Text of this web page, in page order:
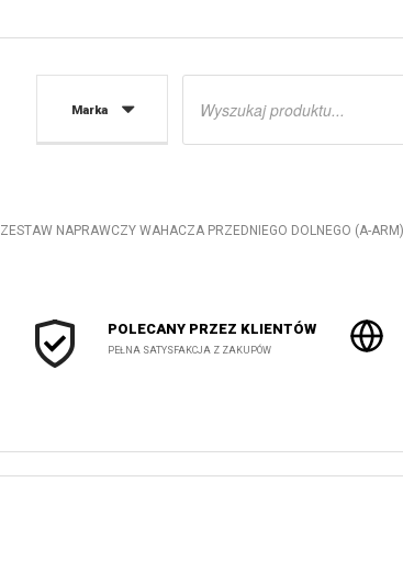
Marka
Wyszukiwarka
ZESTAW NAPRAWCZY WAHACZA PRZEDNIEGO DOLNEGO (A-
POLECANY PRZEZ KLIENTÓW
PEŁNA SATYSFAKCJA Z ZAKUPÓW